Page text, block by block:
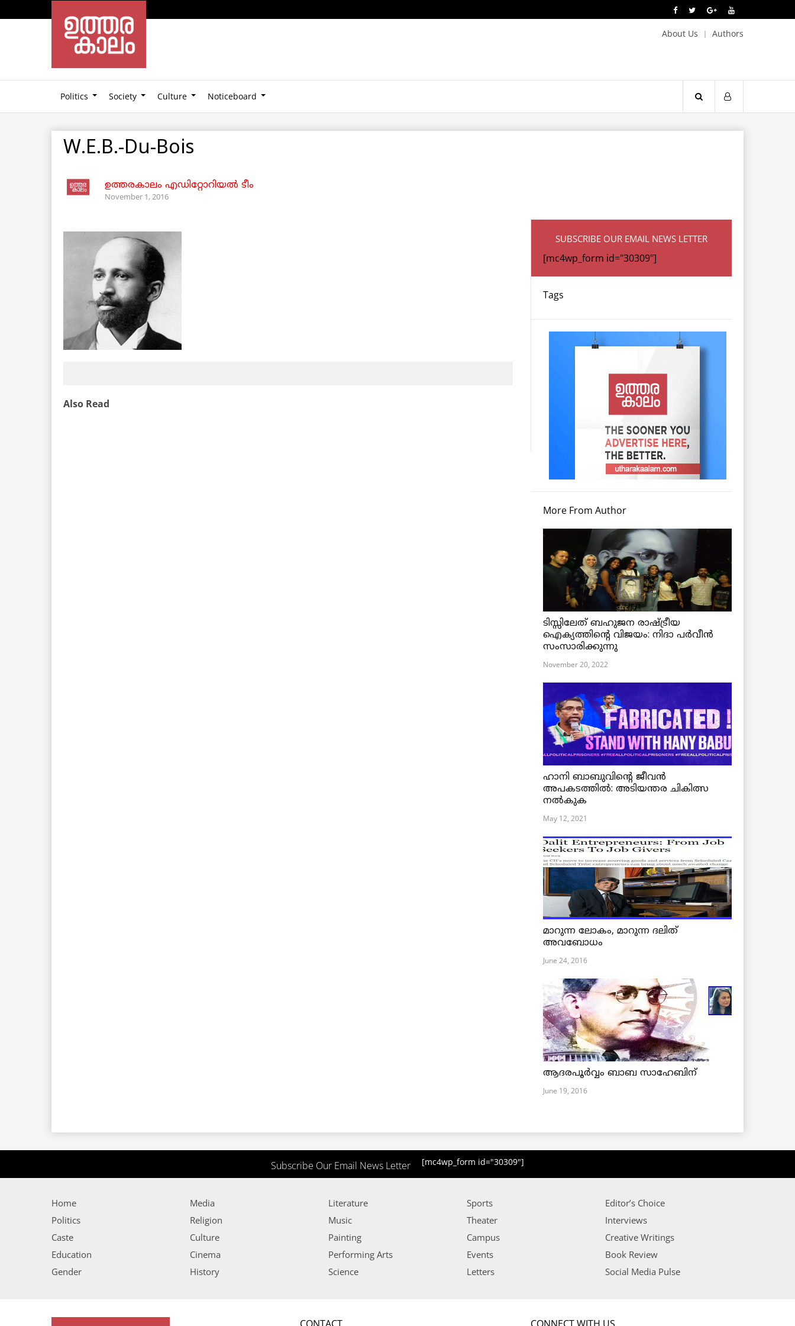
About Us Authors
Politics Society Culture Noticeboard
W.E.B.-Du-Bois
ഉത്തരകാലം എഡിറ്റോറിയല്‍ ടീം
November 1, 2016
Also Read
SUBSCRIBE OUR EMAIL NEWS LETTER
[mc4wp_form id="30309"]
Tags
More From Author
ടിസ്സിലേത് ബഹുജന രാഷ്ട്രീയ
ഐക്യത്തിന്റെ വിജയം: നിദാ പർവീൻ
സംസാരിക്കുന്നു
November 20, 2022
ഹാനി ബാബുവിന്റെ ജീവൻ
അപകടത്തിൽ: അടിയന്തര ചികിത്സ
നൽകുക
May 12, 2021
മാറുന്ന ലോകം, മാറുന്ന ദലിത്
അവബോധം
June 24, 2016
ആദരപൂര്‍വ്വം ബാബ സാഹേബിന്
June 19, 2016
Subscribe Our Email News Letter [mc4wp_form id="30309"]
Home
Politics
Caste
Education
Gender
Media
Religion
Culture
Cinema
History
Literature
Music
Painting
Performing Arts
Science
Sports
Theater
Campus
Events
Letters
Editor’s Choice
Interviews
Creative Writings
Book Review
Social Media Pulse